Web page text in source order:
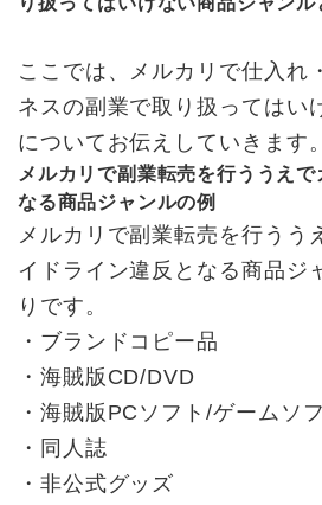
ここでは、メルカリで仕入れ
ネスの副業で取り扱ってはい
についてお伝えしていきます。
メルカリで副業転売を行ううえ
なる商品ジャンルの例
メルカリで副業転売を行うう
イドライン違反となる商品ジ
りです。
・ブランドコピー品
・海賊版CD/DVD
・海賊版PCソフト/ゲームソ
・同人誌
・非公式グッズ